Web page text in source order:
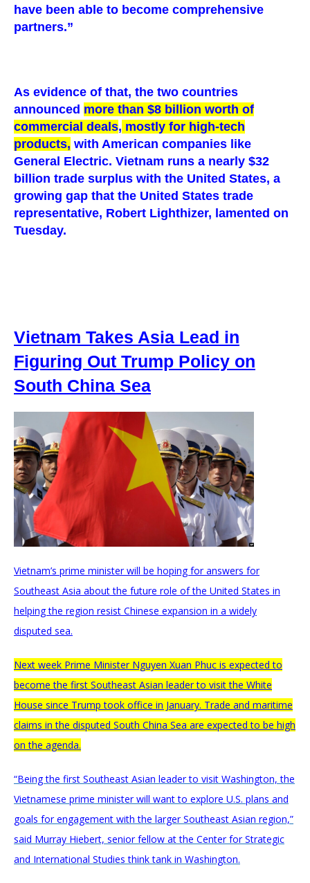
have been able to become comprehensive
partners.”
As evidence of that, the two countries
announced more than $8 billion worth of
commercial deals, mostly for high-tech
products, with American companies like
General Electric. Vietnam runs a nearly $32
billion trade surplus with the United States, a
growing gap that the United States trade
representative, Robert Lighthizer, lamented on
Tuesday.
Vietnam Takes Asia Lead in
Figuring Out Trump Policy on
South China Sea
Vietnam’s prime minister will be hoping for answers for
Southeast Asia about the future role of the United States in
helping the region resist Chinese expansion in a widely
disputed sea.
Next week Prime Minister Nguyen Xuan Phuc is expected to
become the first Southeast Asian leader to visit the White
House since Trump took office in January. Trade and maritime
claims in the disputed South China Sea are expected to be high
on the agenda.
“Being the first Southeast Asian leader to visit Washington, the
Vietnamese prime minister will want to explore U.S. plans and
goals for engagement with the larger Southeast Asian region,”
said Murray Hiebert, senior fellow at the Center for Strategic
and International Studies think tank in Washington.